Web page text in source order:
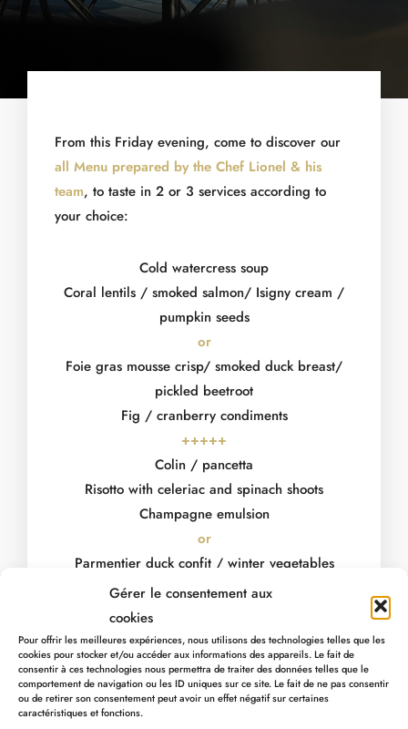
Gérer le consentement aux
cookies
Pour offrir les meilleures expériences, nous utilisons des technologies telles que les
cookies pour stocker et/ou accéder aux informations des appareils. Le fait de
consentir à ces technologies nous permettra de traiter des données telles que le
comportement de navigation ou les ID uniques sur ce site. Le fait de ne pas consentir
ou de retirer son consentement peut avoir un effet négatif sur certaines
caractéristiques et fonctions.
From this Friday evening, come to discover our
all Menu prepared by the Chef Lionel & his
team, to taste in 2 or 3 services according to
your choice:
Cold watercress soup
Coral lentils / smoked salmon/ Isigny cream /
pumpkin seeds
or
Foie gras mousse crisp/ smoked duck breast/
pickled beetroot
Fig / cranberry condiments
+++++
Colin / pancetta
Risotto with celeriac and spinach shoots
Champagne emulsion
or
Parmentier duck confit / winter vegetables
Red wine sauce
Chocolate crunch / praline / passion fruits
or
Mango / lychee mix
Vanilla sponge cake. Exotic sorbet